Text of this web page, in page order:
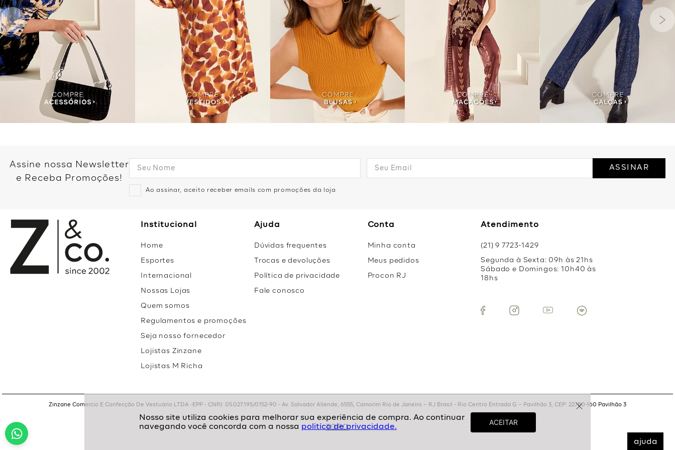
ajuda
politíca de privacidade.
Assine nossa Newsletter
e Receba Promoções!
Ao assinar, aceito receber emails com promoções da loja
ASSINAR
Institucional
Home
Esportes
Internacional
Nossas Lojas
Quem somos
Regulamentos e promoções
Seja nosso fornecedor
Lojistas Zinzane
Lojistas M Richa
Ajuda
Dúvidas frequentes
Trocas e devoluções
Política de privacidade
Fale conosco
Conta
Minha conta
Meus pedidos
Procon RJ
Atendimento
(21) 9 7723-1429
Segunda à Sexta: 09h às 21hs
Sábado e Domingos: 10h40 às
18hs
Zinzane Comercio E Confecção De Vestuário LTDA -EPP - CNPJ: 05.027.195/0152-90 - Av. Salvador Allende, 6555, Camorim Rio de Janeiro – RJ Brasil - Rio Centro Entrada G – Pavilhão 3, CEP: 22780-160 Pavilhão 3
TOPO